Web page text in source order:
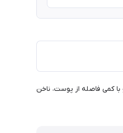
گیر را با زاویه ۴۵ درجه با پنجه های حیوان نگه دارید و با کمی فاصله از پوست، ناخن